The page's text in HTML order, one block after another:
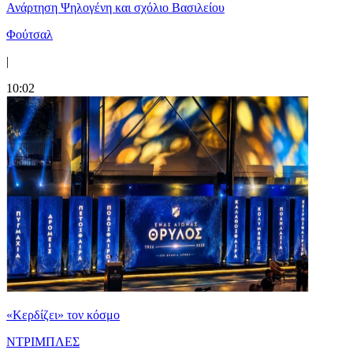
Ανάρτηση Ψηλογένη και σχόλιο Βασιλείου
Φούτσαλ
|
10:02
«Κερδίζει» τον κόσμο
ΝΤΡΙΜΠΛΕΣ